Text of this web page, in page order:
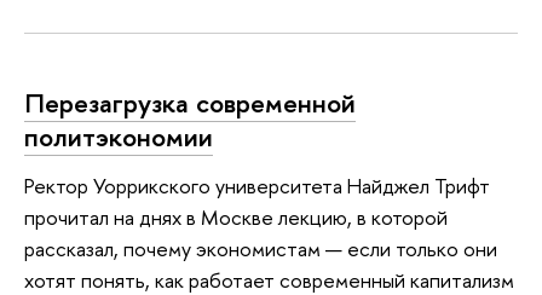
Перезагрузка современной
политэкономии
Ректор Уоррикского университета Найджел Трифт
прочитал на днях в Москве лекцию, в которой
рассказал, почему экономистам — если только они
хотят понять, как работает современный капитализм